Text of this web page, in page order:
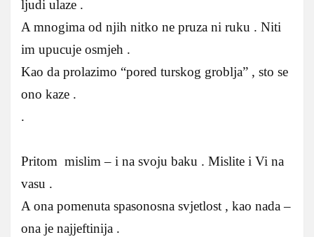
ljudi ulaze .
A mnogima od njih nitko ne pruza ni ruku . Niti
im upucuje osmjeh .
Kao da prolazimo “pored turskog groblja” , sto se
ono kaze .
.
Pritom mislim – i na svoju baku . Mislite i Vi na
vasu .
A ona pomenuta spasonosna svjetlost , kao nada –
ona je najjeftinija .